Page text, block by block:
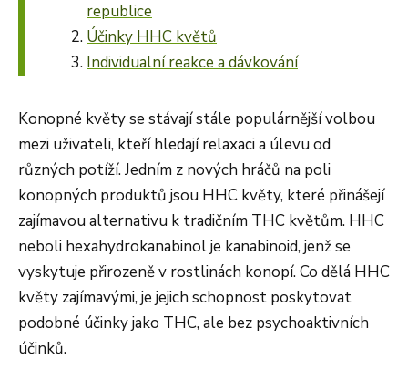
republice
Účinky HHC květů
Individualní reakce a dávkování
Konopné květy se stávají stále populárnější volbou
mezi uživateli, kteří hledají relaxaci a úlevu od
různých potíží. Jedním z nových hráčů na poli
konopných produktů jsou HHC květy, které přinášejí
zajímavou alternativu k tradičním THC květům. HHC
neboli hexahydrokanabinol je kanabinoid, jenž se
vyskytuje přirozeně v rostlinách konopí. Co dělá HHC
květy zajímavými, je jejich schopnost poskytovat
podobné účinky jako THC, ale bez psychoaktivních
účinků.